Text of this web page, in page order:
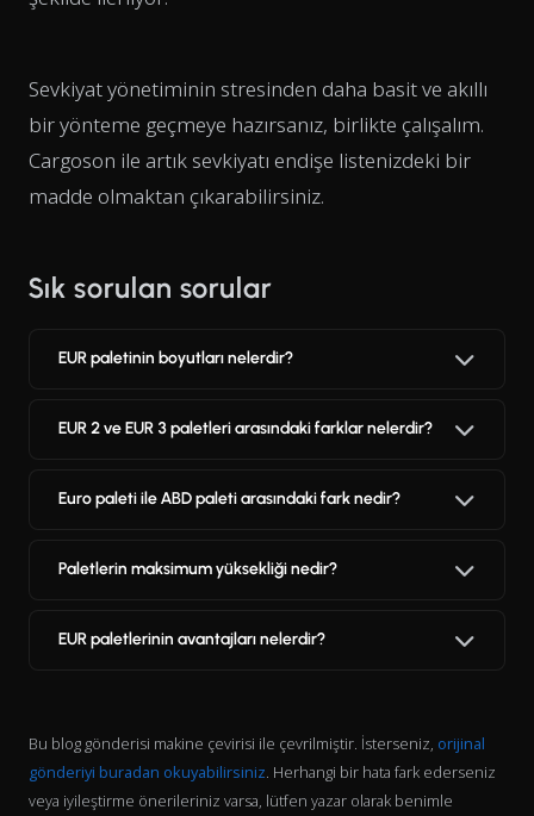
Sevkiyat yönetiminin stresinden daha basit ve akıllı
bir yönteme geçmeye hazırsanız, birlikte çalışalım.
Cargoson ile artık sevkiyatı endişe listenizdeki bir
madde olmaktan çıkarabilirsiniz.
Sık sorulan sorular
EUR paletinin boyutları nelerdir?
EUR 2 ve EUR 3 paletleri arasındaki farklar nelerdir?
Euro paleti ile ABD paleti arasındaki fark nedir?
Paletlerin maksimum yüksekliği nedir?
EUR paletlerinin avantajları nelerdir?
Bu blog gönderisi makine çevirisi ile çevrilmiştir. İsterseniz, orijinal
gönderiyi buradan okuyabilirsiniz. Herhangi bir hata fark ederseniz
veya iyileştirme önerileriniz varsa, lütfen yazar olarak benimle